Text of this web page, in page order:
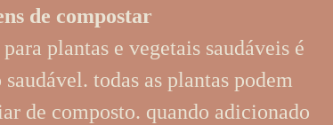
de compostar
plantas e vegetais saudáveis é
todas as plantas podem
de composto. quando adicionado